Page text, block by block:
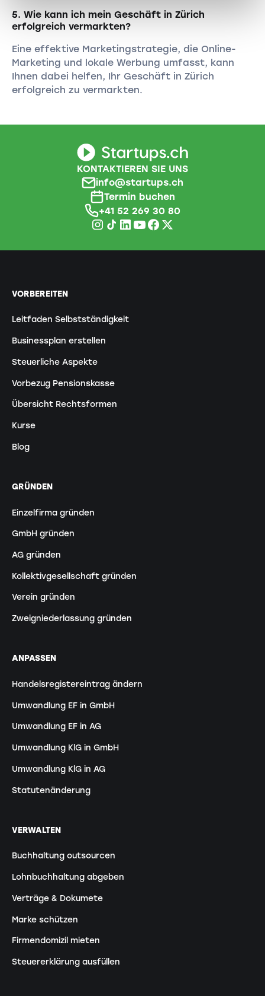
5. Wie kann ich mein Geschäft in Zürich
erfolgreich vermarkten?
Eine effektive Marketingstrategie, die Online-
Marketing und lokale Werbung umfasst, kann
Ihnen dabei helfen, Ihr Geschäft in Zürich
erfolgreich zu vermarkten.
KONTAKTIEREN SIE UNS
info@startups.ch
Termin buchen
+41 52 269 30 80
VORBEREITEN
Leitfaden Selbstständigkeit
Businessplan erstellen
Steuerliche Aspekte
Vorbezug Pensionskasse
Übersicht Rechtsformen
Kurse
Blog
GRÜNDEN
Einzelfirma gründen
GmbH gründen
AG gründen
Kollektivgesellschaft gründen
Verein gründen
Zweigniederlassung gründen
ANPASSEN
Handelsregistereintrag ändern
Umwandlung EF in GmbH
Umwandlung EF in AG
Umwandlung KlG in GmbH
Umwandlung KlG in AG
Statutenänderung
VERWALTEN
Buchhaltung outsourcen
Lohnbuchhaltung abgeben
Verträge & Dokumete
Marke schützen
Firmendomizil mieten
Steuererklärung ausfüllen